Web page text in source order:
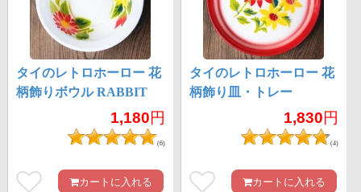
タイのレトロホーロー 花
柄飾りボウル RABBIT
BRAND〔約21.2cm×約
1,180円
(6)
カートに入れる
タイのレトロホーロー 花
柄飾り皿・トレー
RABBIT BRAND〔約
25.7cm×約2.5cm〕
1,830円
(4)
カートに入れる